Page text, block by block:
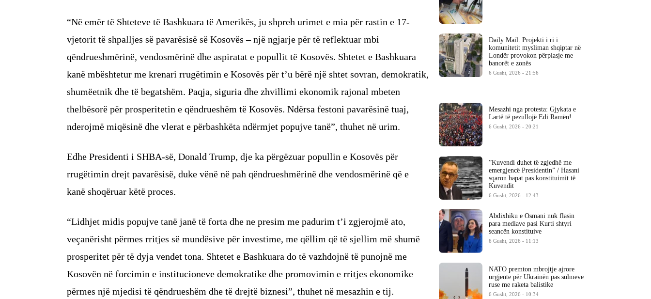
“Në emër të Shteteve të Bashkuara të Amerikës, ju shpreh urimet e mia për rastin e 17-
vjetorit të shpalljes së pavarësisë së Kosovës – një ngjarje për të reflektuar mbi
qëndrueshmërinë, vendosmërinë dhe aspiratat e popullit të Kosovës. Shtetet e Bashkuara
kanë mbështetur me krenari rrugëtimin e Kosovës për t’u bërë një shtet sovran, demokratik,
shumëetnik dhe të begatshëm. Paqja, siguria dhe zhvillimi ekonomik rajonal mbeten
thelbësorë për prosperitetin e qëndrueshëm të Kosovës. Ndërsa festoni pavarësinë tuaj,
nderojmë miqësinë dhe vlerat e përbashkëta ndërmjet popujve tanë”, thuhet në urim.
Edhe Presidenti i SHBA-së, Donald Trump, dje ka përgëzuar popullin e Kosovës për
rrugëtimin drejt pavarësisë, duke vënë në pah qëndrueshmërinë dhe vendosmërinë që e
kanë shoqëruar këtë proces.
“Lidhjet midis popujve tanë janë të forta dhe ne presim me padurim t’i zgjerojmë ato,
veçanërisht përmes rritjes së mundësive për investime, me qëllim që të sjellim më shumë
prosperitet për të dyja vendet tona. Shtetet e Bashkuara do të vazhdojnë të punojnë me
Kosovën në forcimin e institucioneve demokratike dhe promovimin e rritjes ekonomike
përmes një mjedisi të qëndrueshëm dhe të drejtë biznesi”, thuhet në mesazhin e tij.
Daily Mail: Projekti i ri i
komunitetit mysliman shqiptar në
Londër provokon përplasje me
banorët e zonës
6 Gusht, 2026 - 21:56
Mesazhi nga protesta: Gjykata e
Lartë të pezullojë Edi Ramën!
6 Gusht, 2026 - 20:21
​”Kuvendi duhet të zgjedhë me
emergjencë Presidentin” / Hasani
sqaron hapat pas konstituimit të
Kuvendit
6 Gusht, 2026 - 12:43
Abdixhiku e Osmani nuk flasin
para mediave pasi Kurti shtyri
seancën konstituive
6 Gusht, 2026 - 11:13
NATO premton mbrojtje ajrore
urgjente për Ukrainën pas sulmeve
ruse me raketa balistike
6 Gusht, 2026 - 10:34